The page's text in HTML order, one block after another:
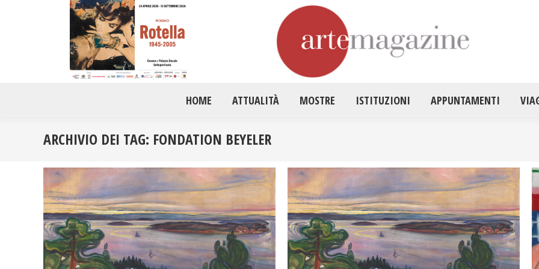
HOME ATTUALITÀ MOSTRE ISTITUZIONI APPUNTAMENTI
ARCHIVIO DEI TAG: FONDATION BEYELER
HOME